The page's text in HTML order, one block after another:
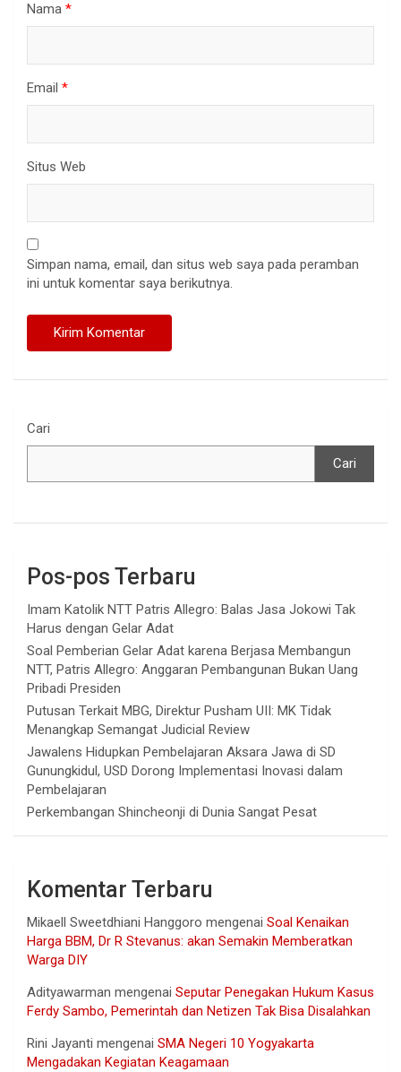
Nama *
Email *
Situs Web
Simpan nama, email, dan situs web saya pada peramban
ini untuk komentar saya berikutnya.
Cari
Cari
Pos-pos Terbaru
Imam Katolik NTT Patris Allegro: Balas Jasa Jokowi Tak
Harus dengan Gelar Adat
Soal Pemberian Gelar Adat karena Berjasa Membangun
NTT, Patris Allegro: Anggaran Pembangunan Bukan Uang
Pribadi Presiden
Putusan Terkait MBG, Direktur Pusham UII: MK Tidak
Menangkap Semangat Judicial Review
Jawalens Hidupkan Pembelajaran Aksara Jawa di SD
Gunungkidul, USD Dorong Implementasi Inovasi dalam
Pembelajaran
Perkembangan Shincheonji di Dunia Sangat Pesat
Komentar Terbaru
Mikaell Sweetdhiani Hanggoro mengenai Soal Kenaikan
Harga BBM, Dr R Stevanus: akan Semakin Memberatkan
Warga DIY
Adityawarman mengenai Seputar Penegakan Hukum Kasus
Ferdy Sambo, Pemerintah dan Netizen Tak Bisa Disalahkan
Rini Jayanti mengenai SMA Negeri 10 Yogyakarta
Mengadakan Kegiatan Keagamaan